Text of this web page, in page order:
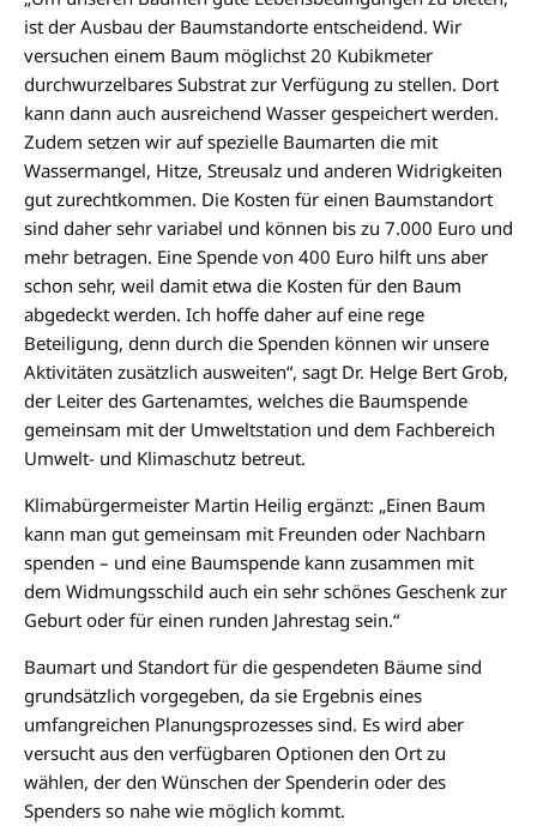
ist der Ausbau der Baumstandorte entscheidend. Wir
versuchen einem Baum möglichst 20 Kubikmeter
durchwurzelbares Substrat zur Verfügung zu stellen. Dort
kann dann auch ausreichend Wasser gespeichert werden.
Zudem setzen wir auf spezielle Baumarten die mit
Wassermangel, Hitze, Streusalz und anderen Widrigkeiten
gut zurechtkommen. Die Kosten für einen Baumstandort
sind daher sehr variabel und können bis zu 7.000 Euro und
mehr betragen. Eine Spende von 400 Euro hilft uns aber
schon sehr, weil damit etwa die Kosten für den Baum
abgedeckt werden. Ich hoffe daher auf eine rege
Beteiligung, denn durch die Spenden können wir unsere
Aktivitäten zusätzlich ausweiten“, sagt Dr. Helge Bert Grob,
der Leiter des Gartenamtes, welches die Baumspende
gemeinsam mit der Umweltstation und dem Fachbereich
Umwelt- und Klimaschutz betreut.
Klimabürgermeister Martin Heilig ergänzt: „Einen Baum
kann man gut gemeinsam mit Freunden oder Nachbarn
spenden – und eine Baumspende kann zusammen mit
dem Widmungsschild auch ein sehr schönes Geschenk zur
Geburt oder für einen runden Jahrestag sein.“
Baumart und Standort für die gespendeten Bäume sind
grundsätzlich vorgegeben, da sie Ergebnis eines
umfangreichen Planungsprozesses sind. Es wird aber
versucht aus den verfügbaren Optionen den Ort zu
wählen, der den Wünschen der Spenderin oder des
Spenders so nahe wie möglich kommt.